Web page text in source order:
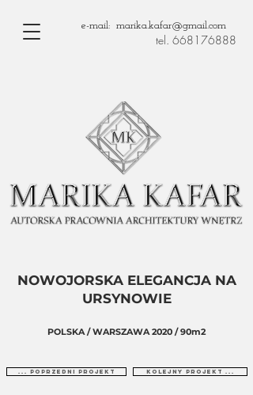
e-mail: marika.kafar@gmail.com
tel. 668176888
NOWOJORSKA ELEGANCJA NA
URSYNOWIE
POLSKA / WARSZAWA 2020 / 90m2
... poprzedni projekt kolejny projekt ...